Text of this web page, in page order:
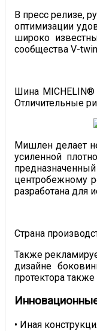
В пресс релизе,
оптимизации
широко
сообщества V-
Шина MICHELIN®
Отличительные
Мишлен делает
усиленной
центробежному
разработана для
Страна
Также
дизайне
протектора
• Иная